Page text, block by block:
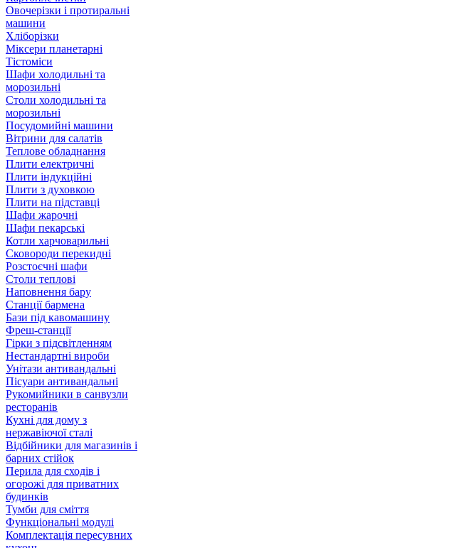
Овочерізки і протиральні
машини
Хліборізки
Міксери планетарні
Тістоміси
Шафи холодильні та
морозильні
Столи холодильні та
морозильні
Посудомийні машини
Вітрини для салатів
Теплове обладнання
Плити електричні
Плити індукційні
Плити з духовкою
Плити на підставці
Шафи жарочні
Шафи пекарські
Котли харчоварильні
Сковороди перекидні
Розстоєчні шафи
Столи теплові
Наповнення бару
Станції бармена
Бази під кавомашину
Фреш-станції
Гірки з підсвітленням
Нестандартні вироби
Унітази антивандальні
Пісуари антивандальні
Рукомийники в санвузли
ресторанів
Кухні для дому з
нержавіючої сталі
Відбійники для магазинів і
барних стійок
Перила для сходів і
огорожі для приватних
будинків
Тумби для сміття
Функціональні модулі
Комплектація пересувних